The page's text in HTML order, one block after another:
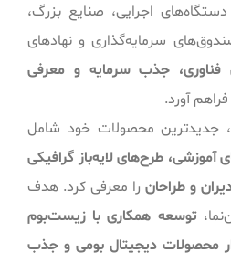
اجرایی، صنایع بزرگ،
سرمایه‌گذاری و نهادهای
فناوری، جذب سرمایه و معرفی
فراهم آورد.
جدیدترین محصولات خود شامل
طرح‌های لایه‌باز گرافیکی
و طراحان را معرفی کرد. هدف
توسعه همکاری با زیست‌بوم
محصولات دیجیتال بومی و جذب